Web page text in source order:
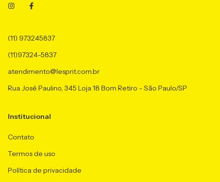
(11) 973245837
(11)97324-5837
atendimento@lesprit.com.br
Rua José Paulino, 345 Loja 18 Bom Retiro - São Paulo/SP
Institucional
Contato
Termos de uso
Política de privacidade